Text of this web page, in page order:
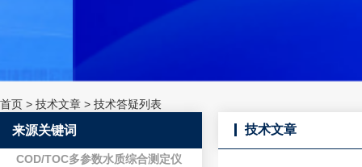
首页 > 技术文章 > 技术答疑列表
来源关键词
COD/TOC多参数水质综合测定仪
技术文章